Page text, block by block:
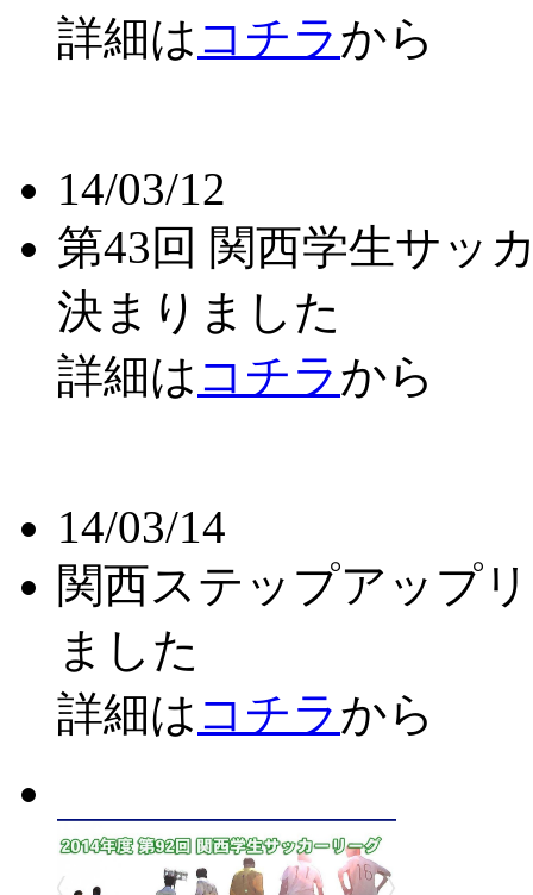
詳細は コチラから
14/03/12
第43回 関西学生サッ
決まりました
詳細は コチラから
14/03/14
関西ステップアップ
ました
詳細は コチラから